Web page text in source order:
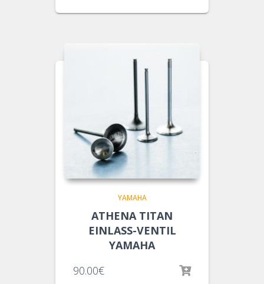
YAMAHA
ATHENA TITAN
EINLASS-VENTIL
YAMAHA
90.00€